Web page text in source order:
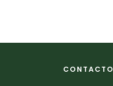
CONTACTO